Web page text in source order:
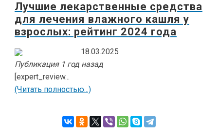
Лучшие лекарственные средства
для лечения влажного кашля у
взрослых: рейтинг 2024 года
18.03.2025
Публикация 1 год назад
[expert_review...
(Читать полностью...)